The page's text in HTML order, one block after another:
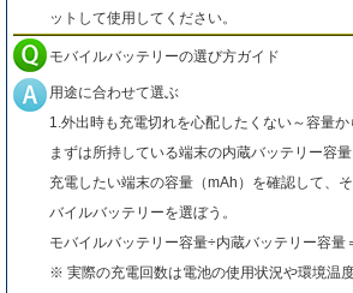
ットして使用してください。
モバイルバッテリーの選び方ガイド
用途に合わせて選ぶ
1.外出時も充電切れを心配したくない～容量か
まずは所持している端末の内蔵バッテリー容量
充電したい端末の容量（mAh）を確認して、
バイルバッテリーを選ぼう。
モバイルバッテリー容量÷内蔵バッテリー容
※ 実際の充電回数は電池の使用状況や環境温